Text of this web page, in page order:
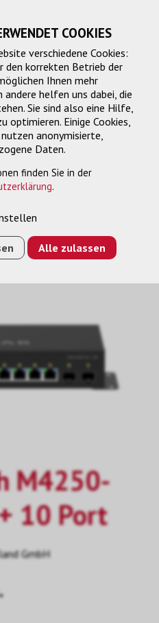
POE+ 10 PORT
M4250-
10 Port
GmbH
COOKIES
verschiedene Cookies:
den korrekten Betrieb der
Ihnen mehr
helfen uns dabei, die
Sie sind also eine Hilfe,
optimieren. Einige Cookies,
anonymisierte,
Daten.
finden Sie in der
.
Alle zulassen